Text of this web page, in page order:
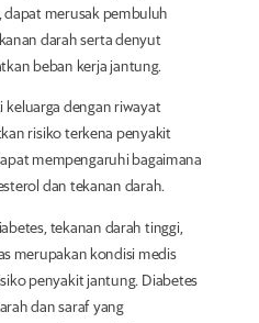
dapat merusak pembuluh
darah serta denyut
beban kerja jantung.
keluarga dengan riwayat
risiko terkena penyakit
mempengaruhi bagaimana
dan tekanan darah.
tekanan darah tinggi,
merupakan kondisi medis
penyakit jantung. Diabetes
dan saraf yang